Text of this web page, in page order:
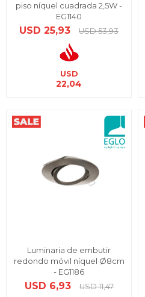
piso níquel cuadrada 2,5W -
EG1140
USD 25,93 USD 53,93
USD
22,04
Luminaria de embutir
redondo móvil níquel Ø8cm
- EG1186
USD 6,93 USD 11,47